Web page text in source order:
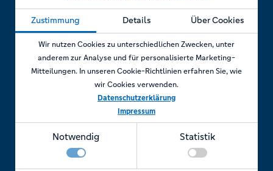
Zustimmung Details Über Cookies
Wir nutzen Cookies zu unterschiedlichen Zwecken, unter
anderem zur Analyse und für personalisierte Marketing-
Mitteilungen. In unseren Cookie-Richtlinien erfahren Sie, wie
wir Cookies verwenden.
Datenschutzerklärung
Impressum
Notwendig Statistik
Jetzt Termin vereinbaren!
Telefonisch
+49 7841 69 11880